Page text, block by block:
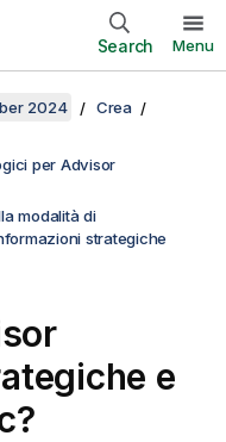
Search Menu
2024
Crea
per Advisor
modalità di
strategiche
e